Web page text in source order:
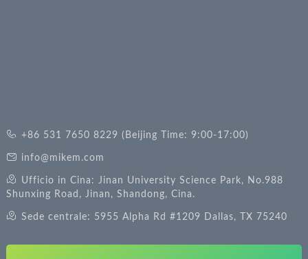
+86 531 7650 8229 (Beijing Time: 9:00-17:00)
info@mikem.com
Ufficio in Cina: Jinan University Science Park, No.988
Shunxing Road, Jinan, Shandong, Cina.
Sede centrale: 5955 Alpha Rd #1209 Dallas, TX 75240